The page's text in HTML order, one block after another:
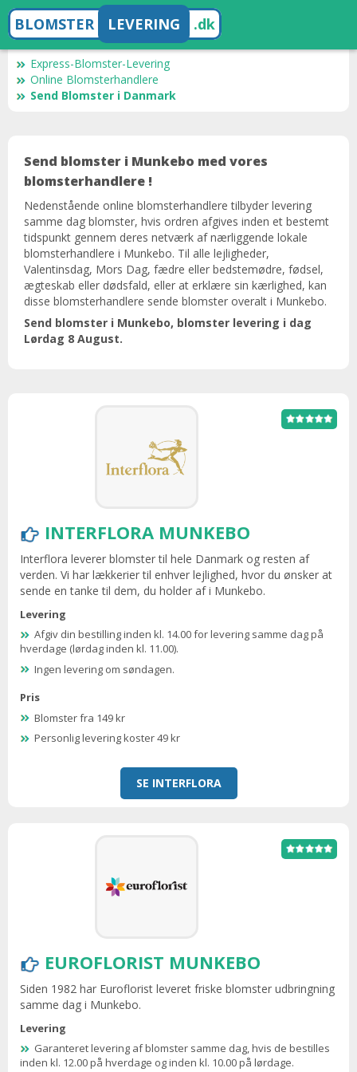
BLOMSTER LEVERING .dk
Express-Blomster-Levering
Online Blomsterhandlere
Send Blomster i Danmark
Send blomster i Munkebo med vores
blomsterhandlere !
Nedenstående online blomsterhandlere tilbyder levering
samme dag blomster, hvis ordren afgives inden et bestemt
tidspunkt gennem deres netværk af nærliggende lokale
blomsterhandlere i Munkebo. Til alle lejligheder,
Valentinsdag, Mors Dag, fædre eller bedstemødre, fødsel,
ægteskab eller dødsfald, eller at erklære sin kærlighed, kan
disse blomsterhandlere sende blomster overalt i Munkebo.
Send blomster i Munkebo, blomster levering i dag ​​
Lørdag 8 August.
INTERFLORA MUNKEBO
Interflora leverer blomster til hele Danmark og resten af
verden. Vi har lækkerier til enhver lejlighed, hvor du ønsker at
sende en tanke til dem, du holder af i Munkebo.
Levering
Afgiv din bestilling inden kl. 14.00 for levering samme dag på
hverdage (lørdag inden kl. 11.00).
Ingen levering om søndagen.
Pris
Blomster fra 149 kr
Personlig levering koster 49 kr
SE INTERFLORA
EUROFLORIST MUNKEBO
Siden 1982 har Euroflorist leveret friske blomster udbringning
samme dag i Munkebo.
Levering
Garanteret levering af blomster samme dag, hvis de bestilles
inden kl. 12.00 på hverdage og inden kl. 10.00 på lørdage.